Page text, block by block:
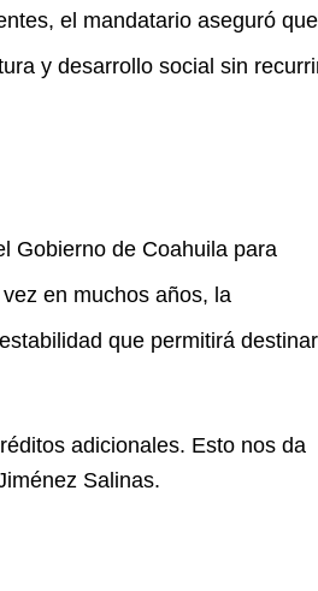
el mandatario aseguró que
y desarrollo social sin
Gobierno de Coahuila para
en muchos años, la
que permitirá destinar
adicionales. Esto nos da
Salinas.